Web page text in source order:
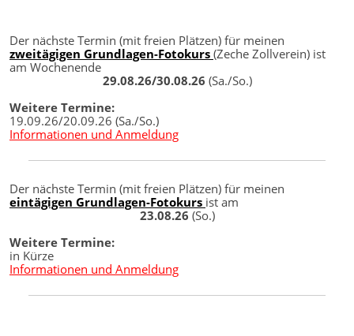
Der nächste Termin (mit freien Plätzen) für meinen
zweitägigen Grundlagen-Fotokurs (Zeche Zollverein) ist
am Wochenende
29.08.26/30.08.26 (Sa./So.)
Weitere Termine:
19.09.26/20.09.26 (Sa./So.)
Informationen und Anmeldung
Der nächste Termin (mit freien Plätzen) für meinen
eintägigen Grundlagen-Fotokurs ist am
23.08.26 (So.)
Weitere Termine:
in Kürze
Informationen und Anmeldung